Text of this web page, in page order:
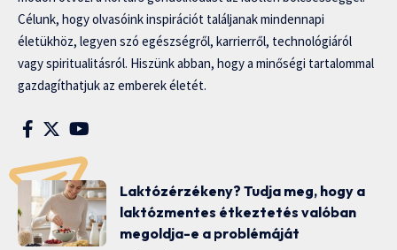
Célunk, hogy olvasóink inspirációt találjanak mindennapi
életükhöz, legyen szó egészségről, karrierről, technológiáról
vagy spiritualitásról. Hiszünk abban, hogy a minőségi tartalommal
gazdagíthatjuk az emberek életét.
Laktózérzékeny? Tudja meg, hogy a
laktózmentes étkeztetés valóban
megoldja-e a problémáját